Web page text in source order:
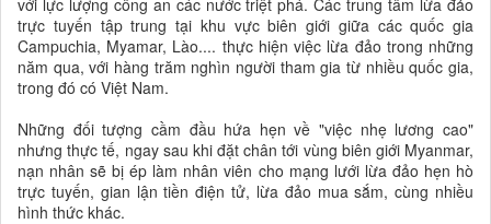
với lực lượng công an các nước triệt phá. Các trung tâm lừa đảo
trực tuyến tập trung tại khu vực biên giới giữa các quốc gia
Campuchia, Myamar, Lào.... thực hiện việc lừa đảo trong những
năm qua, với hàng trăm nghìn người tham gia từ nhiều quốc gia,
trong đó có Việt Nam.
Những đối tượng cầm đầu hứa hẹn về "việc nhẹ lương cao"
nhưng thực tế, ngay sau khi đặt chân tới vùng biên giới Myanmar,
nạn nhân sẽ bị ép làm nhân viên cho mạng lưới lừa đảo hẹn hò
trực tuyến, gian lận tiền điện tử, lừa đảo mua sắm, cùng nhiều
hình thức khác.